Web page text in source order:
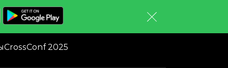
CrossConf 2025